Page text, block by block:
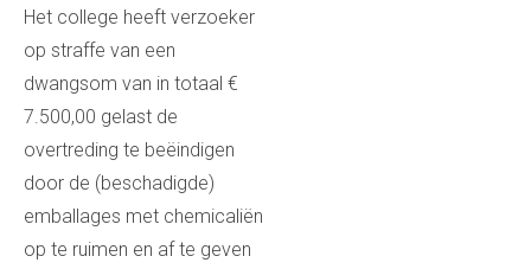
Het college heeft verzoeker
op straffe van een
dwangsom van in totaal €
7.500,00 gelast de
overtreding te beëindigen
door de (beschadigde)
emballages met chemicaliën
op te ruimen en af te geven